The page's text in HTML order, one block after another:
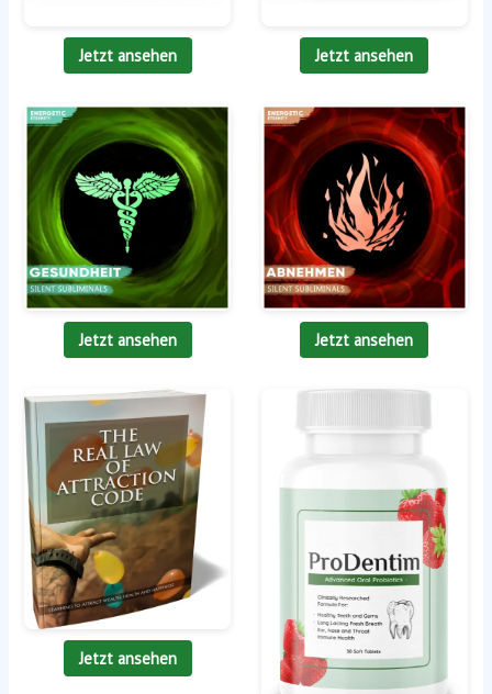
Jetzt ansehen Jetzt ansehen
Jetzt ansehen Jetzt ansehen
Jetzt ansehen